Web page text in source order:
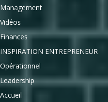
Management
Vidéos
Finances
INSPIRATION ENTREPRENEUR
Opérationnel
Leadership
Accueil